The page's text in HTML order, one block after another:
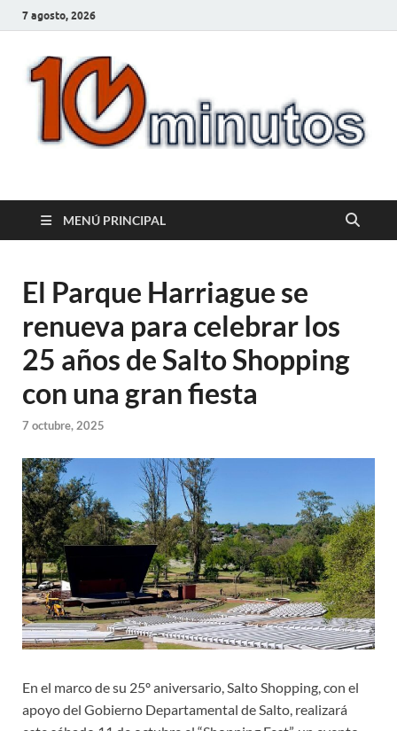
7 agosto, 2026
10minutos.com.uy
MENÚ PRINCIPAL
El Parque Harriague se
renueva para celebrar los
25 años de Salto Shopping
con una gran fiesta
7 octubre, 2025
En el marco de su 25º aniversario, Salto Shopping, con el
apoyo del Gobierno Departamental de Salto, realizará